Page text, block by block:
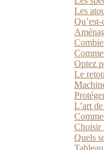
Les
Optez
Le
L’art
Choisir
Quels